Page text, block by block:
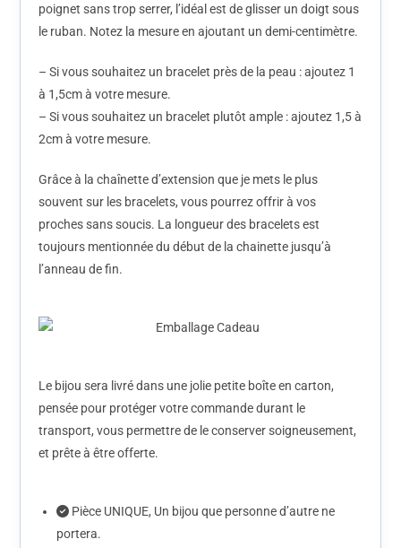
poignet sans trop serrer, l’idéal est de glisser un doigt sous
le ruban. Notez la mesure en ajoutant un demi-centimètre.
– Si vous souhaitez un bracelet près de la peau : ajoutez 1
à 1,5cm à votre mesure.
– Si vous souhaitez un bracelet plutôt ample : ajoutez 1,5 à
2cm à votre mesure.
Grâce à la chaînette d’extension que je mets le plus
souvent sur les bracelets, vous pourrez offrir à vos
proches sans soucis. La longueur des bracelets est
toujours mentionnée du début de la chainette jusqu’à
l’anneau de fin.
Le bijou sera livré dans une jolie petite boîte en carton,
pensée pour protéger votre commande durant le
transport, vous permettre de le conserver soigneusement,
et prête à être offerte.
Pièce UNIQUE, Un bijou que personne d’autre ne
portera.